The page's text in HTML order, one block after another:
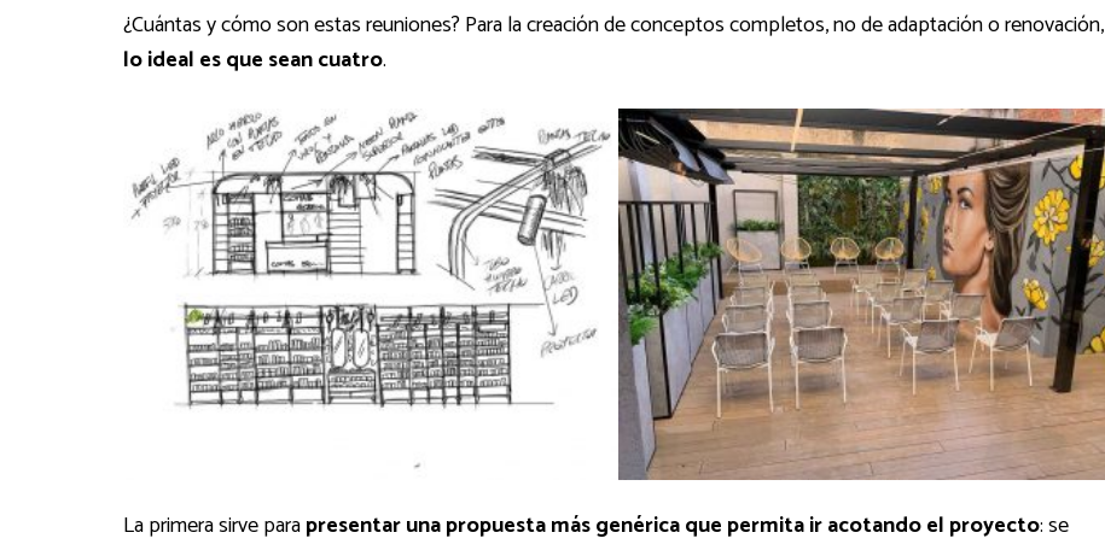
¿Cuántas y cómo son estas reuniones? Para la creación de conceptos completos, no de adaptación o renovación,
lo ideal es que sean cuatro.
La primera sirve parapresentar una propuesta más genérica que permita ir acotando el proyecto: se